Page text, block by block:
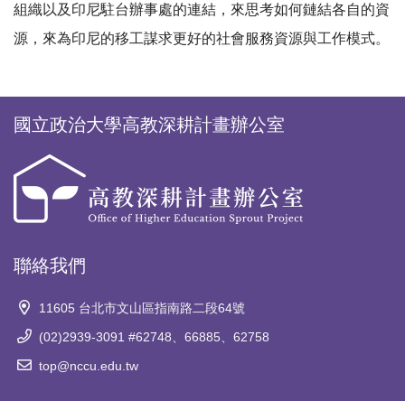
組織以及印尼駐台辦事處的連結，來思考如何鏈結各自的資
源，來為印尼的移工謀求更好的社會服務資源與工作模式。
國立政治大學高教深耕計畫辦公室
聯絡我們
11605 台北市文山區指南路二段64號
(02)2939-3091 #62748、66885、62758
top@nccu.edu.tw